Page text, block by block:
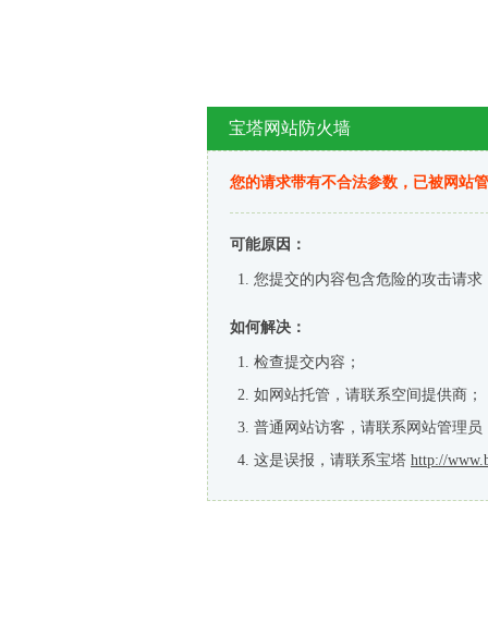
宝塔网站防火墙
您的请求带有不合法参数，已被网站
可能原因：
您提交的内容包含危险的攻击请求
如何解决：
检查提交内容；
如网站托管，请联系空间提供商；
普通网站访客，请联系网站管理员
这是误报，请联系宝塔 http://